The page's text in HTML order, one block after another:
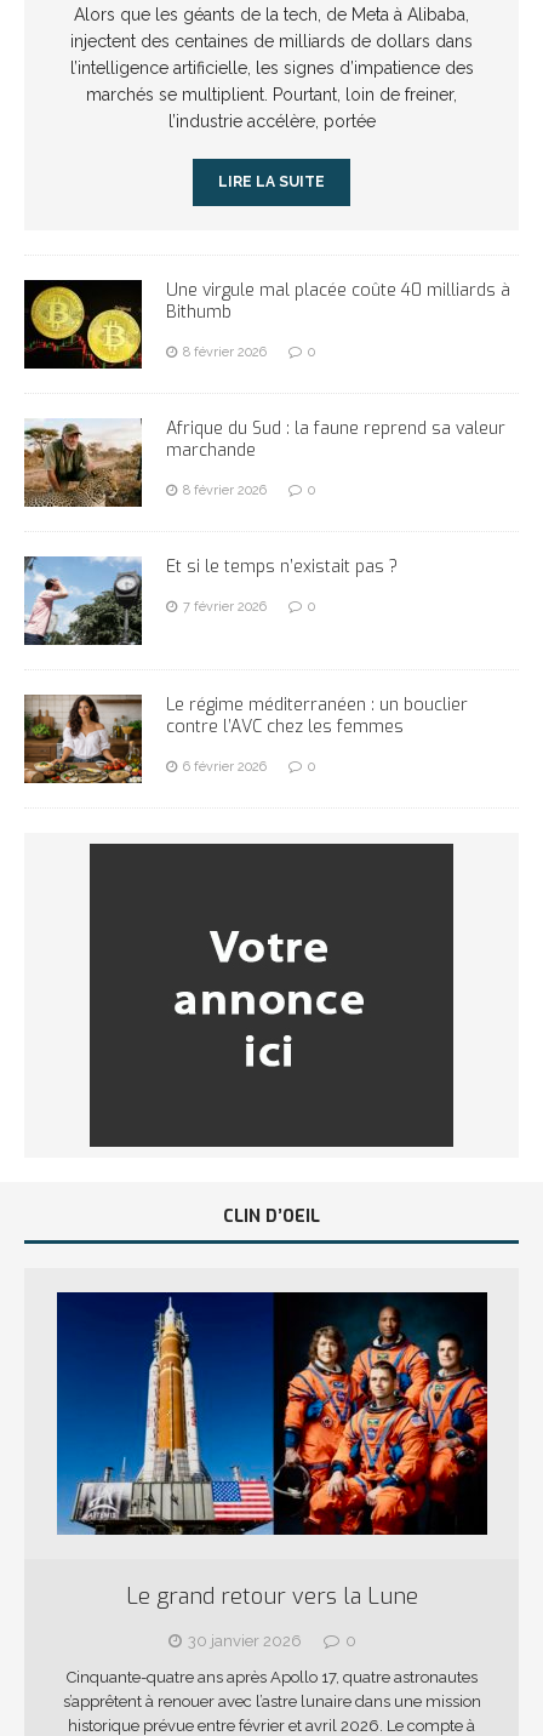
Alors que les géants de la tech, de Meta à Alibaba,
injectent des centaines de milliards de dollars dans
l’intelligence artificielle, les signes d’impatience des
marchés se multiplient. Pourtant, loin de freiner,
l’industrie accélère, portée
LIRE LA SUITE
Une virgule mal placée coûte 40 milliards à
Bithumb
8 février 2026 0
Afrique du Sud : la faune reprend sa valeur
marchande
8 février 2026 0
Et si le temps n’existait pas ?
7 février 2026 0
Le régime méditerranéen : un bouclier
contre l’AVC chez les femmes
6 février 2026 0
CLIN D’OEIL
Le grand retour vers la Lune
30 janvier 2026
0
Cinquante-quatre ans après Apollo 17, quatre astronautes
s’apprêtent à renouer avec l’astre lunaire dans une mission
historique prévue entre février et avril 2026. Le compte à